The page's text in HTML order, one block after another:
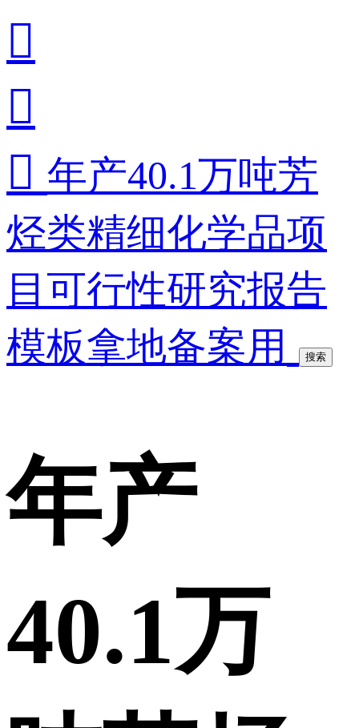


 年产40.1万吨芳
烃类精细化学品项
目可行性研究报告
模板拿地备案用
搜索
年产
40.1万